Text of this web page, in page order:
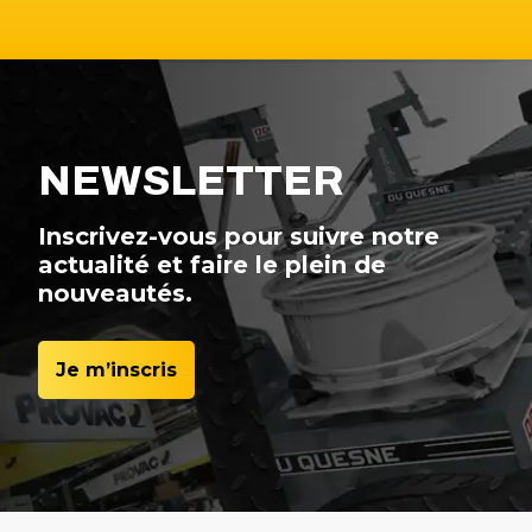
NEWSLETTER
Inscrivez-vous pour suivre notre
actualité et faire le plein de
nouveautés.
Je m’inscris